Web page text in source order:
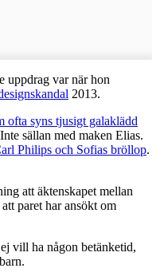
uppdrag var när hon
2013.
ofta syns tjusigt galaklädd
sällan med maken Elias.
Philips och Sofias bröllop.
att äktenskapet mellan
paret har ansökt om
vill ha någon betänketid,